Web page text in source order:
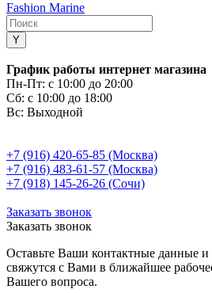
Fashion Marine
График работы интернет магазина
Пн-Пт: с 10:00 до 20:00
Сб: с 10:00 до 18:00
Вс: Выходной
+7 (916) 420-65-85 (Москва)
+7 (916) 483-61-57 (Москва)
+7 (918) 145-26-26 (Сочи)
Заказать звонок
Заказать звонок
Оставьте Ваши контактные данные
свяжутся с Вами в ближайшее
Вашего вопроса.